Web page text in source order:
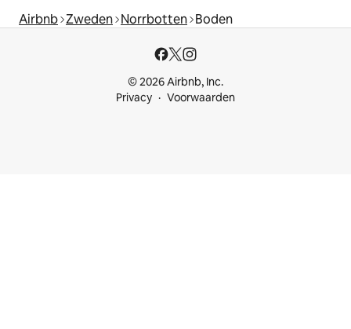
Airbnb Zweden Norrbotten Boden
© 2026 Airbnb, Inc.
Privacy
Voorwaarden